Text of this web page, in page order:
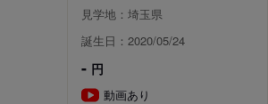
見学地：埼玉県
誕生日：2020/05/24
- 円
動画あり